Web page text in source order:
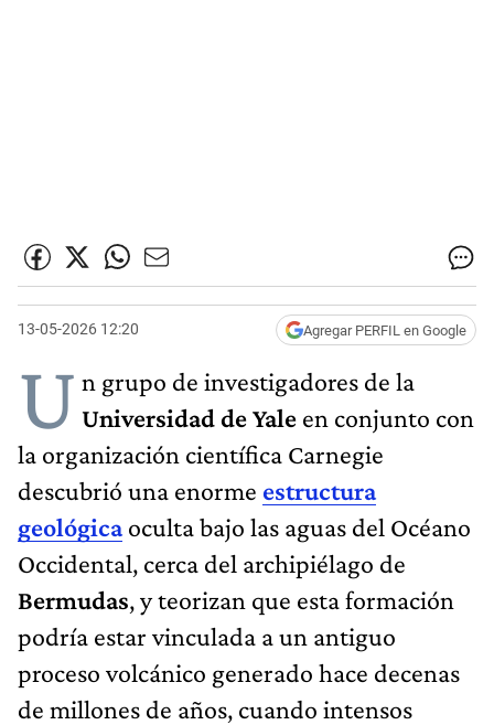
13-05-2026 12:20 Agregar PERFIL en Google
U n grupo de investigadores de la
Universidad de Yale en conjunto con
la organización científica Carnegie
descubrió una enorme estructura
geológicaoculta bajo las aguas del Océano
Occidental, cerca del archipiélago de
Bermudas, y teorizan que esta formación
podría estar vinculada a un antiguo
proceso volcánico generado hace decenas
de millones de años, cuando intensos